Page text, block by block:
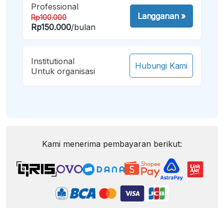
Professional
Rp100.000
Rp150.000/bulan
Langganan»
Institutional
Untuk organisasi
Hubungi Kami
Kami menerima pembayaran berikut: